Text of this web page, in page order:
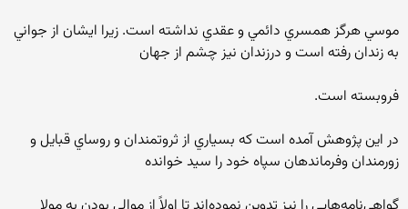
موسي هرگز همسري دائمي و عقدي نداشته است. زيرا ايشان از جواني
به زندان رفته است و درزندان نيز چشم از جهان
فروبسته است.
در اين پژوهش آمده است كه بسياري از ثروتمندان و روساي قبايل و
زورمندان وفرماندهان سپاه خود را سيد خوانده